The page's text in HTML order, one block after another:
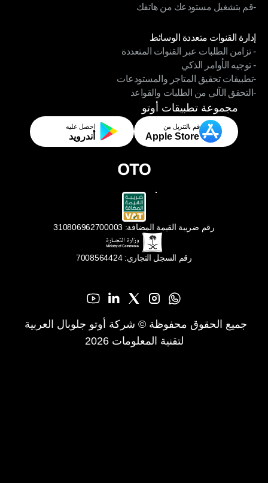
ابقَ مسيطراً على مخزونك
-قم بتشغيل مستودعك من هاتفك
إدارة القنوات متعددة الوسائط
إدارة القنوات متعددة الوسائط
- تزامن الطلبات عبر القنوات المتعددة
- تزامن الطلبات عبر القنوات المتعددة
- توجيه الأوامر الذكي
- توجيه الأوامر الذكي
-تطبيقات تحقيق المتاجر والمستودعات
-تطبيقات تحقيق المتاجر والمستودعات
-التحقق الآلي من الطلبات والقواعد
-التحقق الآلي من الطلبات والقواعد
مجموعة تطبيقات أوتو
قم بالتنزيل من
Apple Store
احصل عليه
أندرويد
رقم ضريبة القيمة المضافة: 310806962700003
رقم السجل التجاري: 7008564424
لتقنية المعلومات 2026